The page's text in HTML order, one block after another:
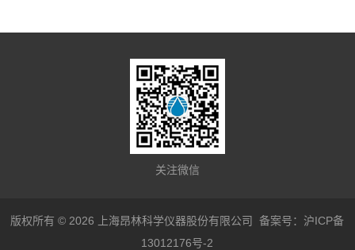
关注微信
版权所有 © 2026 上海昂林科学仪器股份有限公司备案号：沪ICP备
13012176号-2